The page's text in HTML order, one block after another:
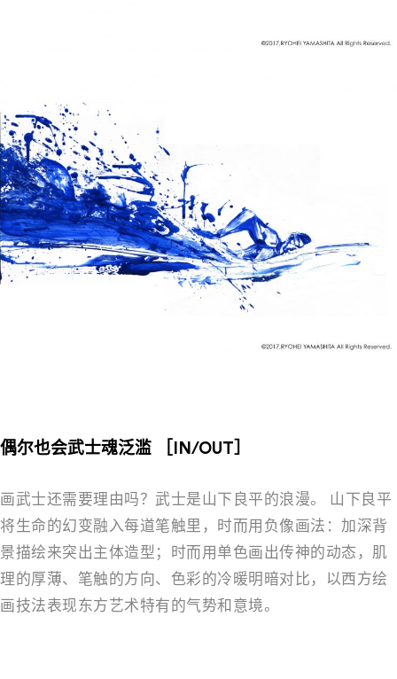
偶尔也会武士魂泛滥 ［IN/OUT］
画武士还需要理由吗？武士是山下良平的浪漫。 山下良平
将生命的幻变融入每道笔触里，时而用负像画法：加深背
景描绘来突出主体造型；时而用单色画出传神的动态，肌
理的厚薄、笔触的方向、色彩的冷暖明暗对比，以西方绘
画技法表现东方艺术特有的气势和意境。